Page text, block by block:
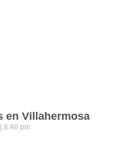
en Villahermosa
8:48 pm